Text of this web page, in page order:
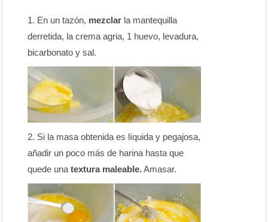
En un tazón, mezclar la mantequilla
derretida, la crema agria, 1 huevo, levadura,
bicarbonato y sal.
Si la masa obtenida es líquida y pegajosa,
añadir un poco más de harina hasta que
quede una textura maleable.Amasar.